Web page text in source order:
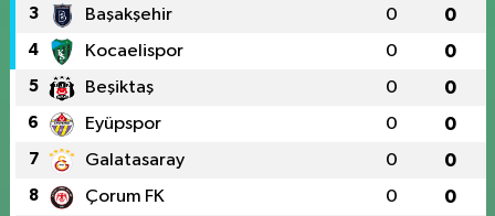
3 Başakşehir 0 0
4 Kocaelispor 0 0
5 Beşiktaş 0 0
6 Eyüpspor 0 0
7 Galatasaray 0 0
8 Çorum FK 0 0